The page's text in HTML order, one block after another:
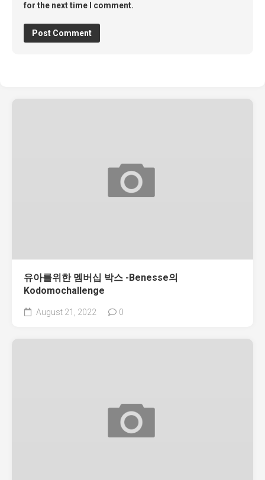
for the next time I comment.
유아를위한 멤버십 박스 -Benesse의
Kodomochallenge
August 21, 2022 0